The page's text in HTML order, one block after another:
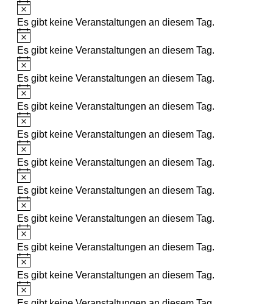
Es gibt keine Veranstaltungen an diesem Tag.
Es gibt keine Veranstaltungen an diesem Tag.
Es gibt keine Veranstaltungen an diesem Tag.
Es gibt keine Veranstaltungen an diesem Tag.
Es gibt keine Veranstaltungen an diesem Tag.
Es gibt keine Veranstaltungen an diesem Tag.
Es gibt keine Veranstaltungen an diesem Tag.
Es gibt keine Veranstaltungen an diesem Tag.
Es gibt keine Veranstaltungen an diesem Tag.
Es gibt keine Veranstaltungen an diesem Tag.